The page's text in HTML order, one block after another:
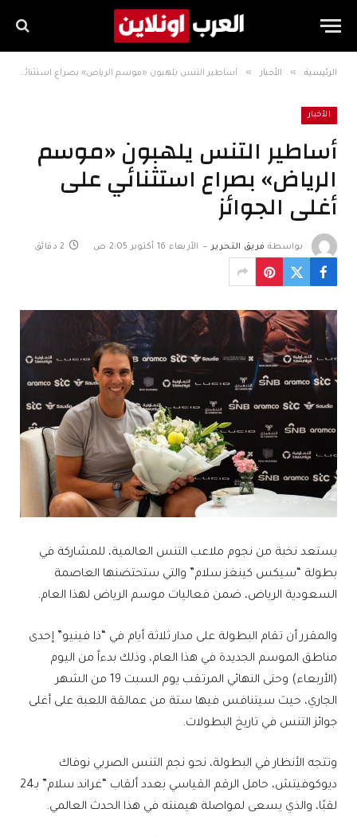
الرئيسية » الأخبار » أساطير التنس يلهبون «موسم الرياض» بصراع استثنائي على أغلى الجوائز
الأخبار
أساطير التنس يلهبون «موسم
الرياض» بصراع استثنائي على
أغلى الجوائز
بواسطة فريق التحرير الأربعاء 16 أكتوبر 2:05 ص 2 دقائق
يستعد نخبة من نجوم ملاعب التنس العالمية، للمشاركة في
بطولة “سيكس كينغز سلام” والتي ستحتضنها العاصمة
السعودية الرياض، ضمن فعاليات موسم الرياض لهذا العام.
والمقرر أن تقام البطولة على مدار ثلاثة أيام في “ذا فينيو” إحدى
مناطق الموسم الجديدة في هذا العام، وذلك بدءاً من اليوم
(الأربعاء) وحتى النهائي المرتقب يوم السبت 19 من الشهر
الجاري، حيث سيتنافس فيها ستة من عمالقة اللعبة على أغلى
جوائز التنس في تاريخ البطولات.
وتتجه الأنظار في البطولة، نحو نجم التنس الصربي نوفاك
ديوكوفيتش، حامل الرقم القياسي بعدد ألقاب “غراند سلام” بـ24
لقبًا، والذي يسعى لمواصلة هيمنته في هذا الحدث العالمي.